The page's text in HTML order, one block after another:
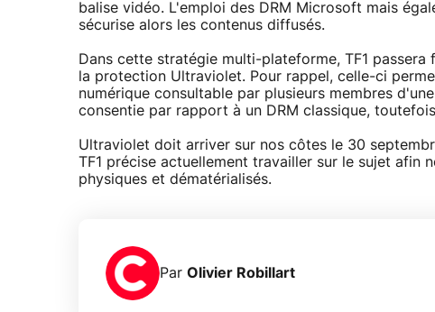
balise vidéo. L'emploi des DRM Microsoft mais
sécurise alors les contenus diffusés.
Dans cette stratégie multi-plateforme, TF1
la protection Ultraviolet. Pour rappel, celle-ci
numérique consultable par plusieurs membres
consentie par rapport à un DRM classique,
Ultraviolet doit arriver sur nos côtes le 30
TF1 précise actuellement travailler sur le sujet afin
physiques et dématérialisés.
Par Olivier Robillart